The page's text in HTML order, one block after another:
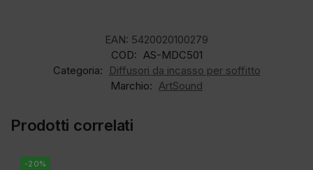
EAN: 5420020100279
COD: AS-MDC501
Categoria:
Diffusori da incasso per soffitto
Marchio: ArtSound
Prodotti correlati
-20%